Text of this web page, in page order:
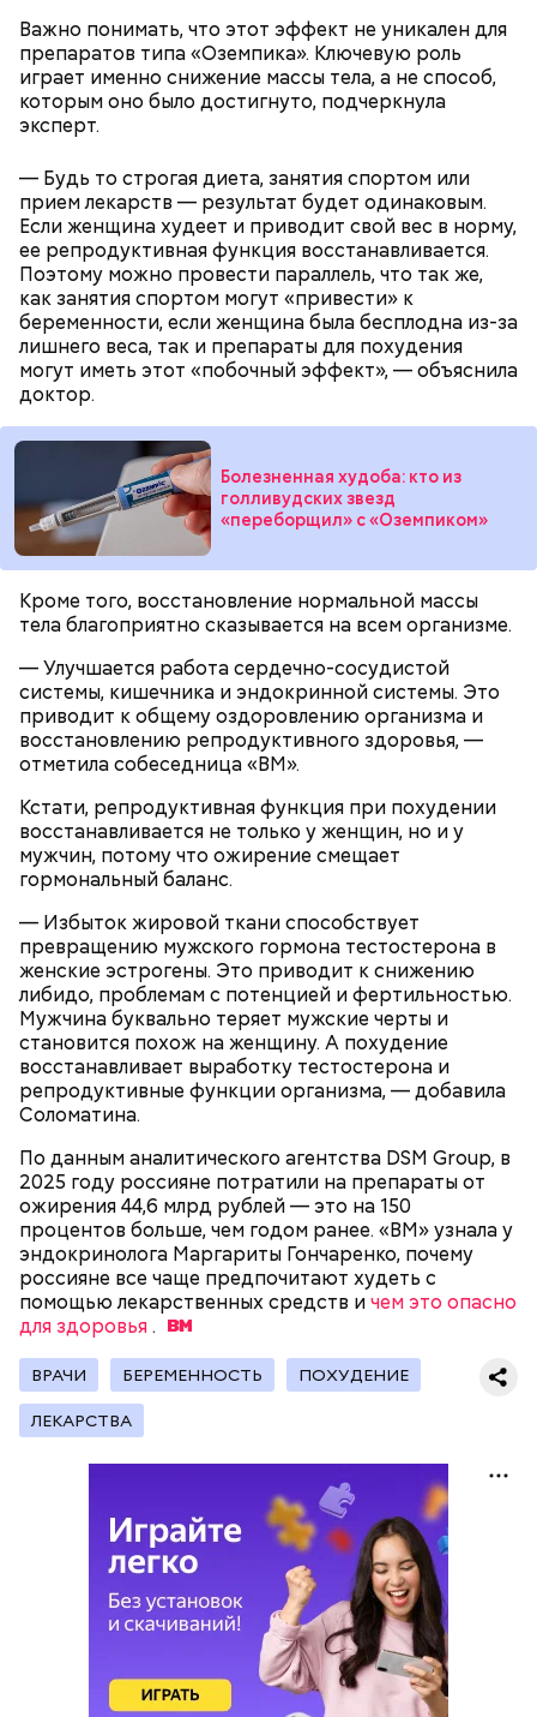
Важно понимать, что этот эффект не уникален для
препаратов типа «Оземпика». Ключевую роль
играет именно снижение массы тела, а не способ,
которым оно было достигнуто, подчеркнула
эксперт.
— Будь то строгая диета, занятия спортом или
прием лекарств — результат будет одинаковым.
Если женщина худеет и приводит свой вес в норму,
ее репродуктивная функция восстанавливается.
Поэтому можно провести параллель, что так же,
как занятия спортом могут «привести» к
беременности, если женщина была бесплодна из-за
лишнего веса, так и препараты для похудения
могут иметь этот «побочный эффект», — объяснила
доктор.
Болезненная худоба: кто из
голливудских звезд
«переборщил» с «Оземпиком»
Кроме того, восстановление нормальной массы
тела благоприятно сказывается на всем организме.
— Улучшается работа сердечно-сосудистой
системы, кишечника и эндокринной системы. Это
приводит к общему оздоровлению организма и
восстановлению репродуктивного здоровья, —
отметила собеседница «ВМ».
Кстати, репродуктивная функция при похудении
восстанавливается не только у женщин, но и у
мужчин, потому что ожирение смещает
гормональный баланс.
— Избыток жировой ткани способствует
превращению мужского гормона тестостерона в
женские эстрогены. Это приводит к снижению
либидо, проблемам с потенцией и фертильностью.
Мужчина буквально теряет мужские черты и
становится похож на женщину. А похудение
восстанавливает выработку тестостерона и
репродуктивные функции организма, — добавила
Соломатина.
По данным аналитического агентства DSM Group, в
2025 году россияне потратили на препараты от
ожирения 44,6 млрд рублей — это на 150
процентов больше, чем годом ранее. «ВМ» узнала у
эндокринолога Маргариты Гончаренко, почему
россияне все чаще предпочитают худеть с
помощью лекарственных средств ичем это опасно
для здоровья.
ВРАЧИ БЕРЕМЕННОСТЬ ПОХУДЕНИЕ
ЛЕКАРСТВА
Кабачок — 1 шт.
Желтый болгарский перец — 1 шт.
Красный болгарский перец — 1 шт.
Зеленый перец — 1 шт.
Для заправки:
Оливковое масло — 50 мл.
Яблочный уксус — 2 ст. ложки.
Тархун — 1 веточка.
Чеснок — 2 зубчика.
Сахар — 1 ст. ложка.
Готовим:Нужно в течение 10 минут обжарить
перцы на мангале с раскаленными углями. Красный
лук нарезать кольцами и подпечь с двух сторон.
Кабачок и баклажан нарезать крупными кольцами,
приправить солью и выложить на мангал к перцам.
— Затем достать подпекшийся до темного цвета
перец с углей и переложить его в пакет, чтобы
кожица стала мягкой. После необходимо снять эту
кожицу с овоща и нарезать. Далее готовые лук,
— на крупные дольки, — рассказал собеседник
«ВМ».
200 граммов сливочного масла;
1 стакан сахара;
10 граммов ванильного сахара;
1/4 чайной ложки соли;
4 куриных яйца;
100 граммов сока апельсина и столовая ложка
цедры;
350 граммов муки;
150 граммов изюма.
Способ приготовления
Сливочное масло необходимо немного
растопить и взбить с сахаром, туда же
добавить ванильный сахар и соль. Все эти
ингредиенты нужно взбивать миксером
примерно три минуты, пока масло не
побелеет.
Далее по одному следует добавлять в готовую
массу яйца, после чего нужно получившееся
тесто вновь взбить.
Если технология соблюдается правильно, то
должен получиться воздушный кремовый
сгусток цвета слоновой кости.
апельсина и, помешивая массу, вливать в нее
цитрусовый сок.
В отдельной посуде нужно смешать муку с
разрыхлителем, а потом эти компоненты
следует объединить с ранее полученной
масляной основой.
После объединения и тщательного «микса»
этих ингредиентов, необходимо добавлять
изюм, цукаты, которые вы пожелаете, и снова
взбить. Но не миксером, а ложкой или
кухонной лопаткой, чтобы не измельчить
сухофрукты.
Тесто сразу можно выпекать, ему не нужна
расстойка, предупредил шеф-повар:
как без вреда для здоровья выйти
из Великого поста
— Из указанных мною объемов у вас должно
получиться три кулича среднего размера. Выпекать
их нужно при температуре 180 градусов около 40
минут.